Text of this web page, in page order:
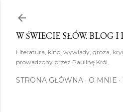
W ŚWIECIE SŁÓW. BLOG
Literatura, kino, wywiady, groza,
prowadzony przez Paulinę Król.
STRONA GŁÓWNA O MNIE